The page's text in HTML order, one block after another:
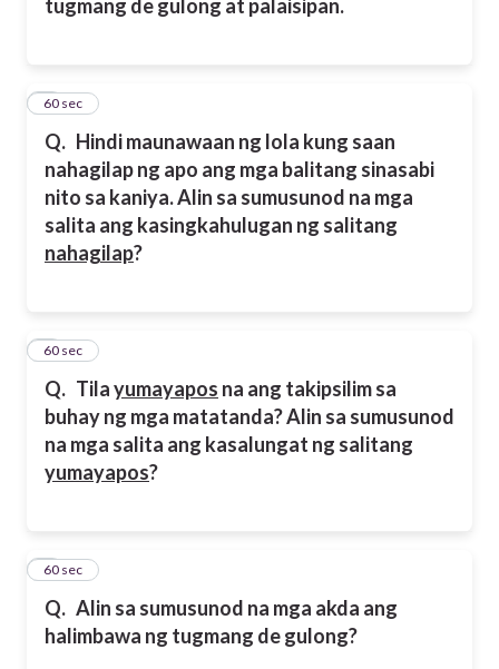
tugmang de gulong at palaisipan.
Q. Hindi maunawaan ng lola kung saan
nahagilap ng apo ang mga balitang sinasabi
nito sa kaniya. Alin sa sumusunod na mga
salita ang kasingkahulugan ng salitang
nahagilap?
560 sec
Q. Tilayumayapos na ang takipsilim sa
buhay ng mga matatanda? Alin sa sumusunod
na mga salita ang kasalungat ng salitang
yumayapos?
660 sec
Q. Alin sa sumusunod na mga akda ang
halimbawa ng tugmang de gulong?
760 sec